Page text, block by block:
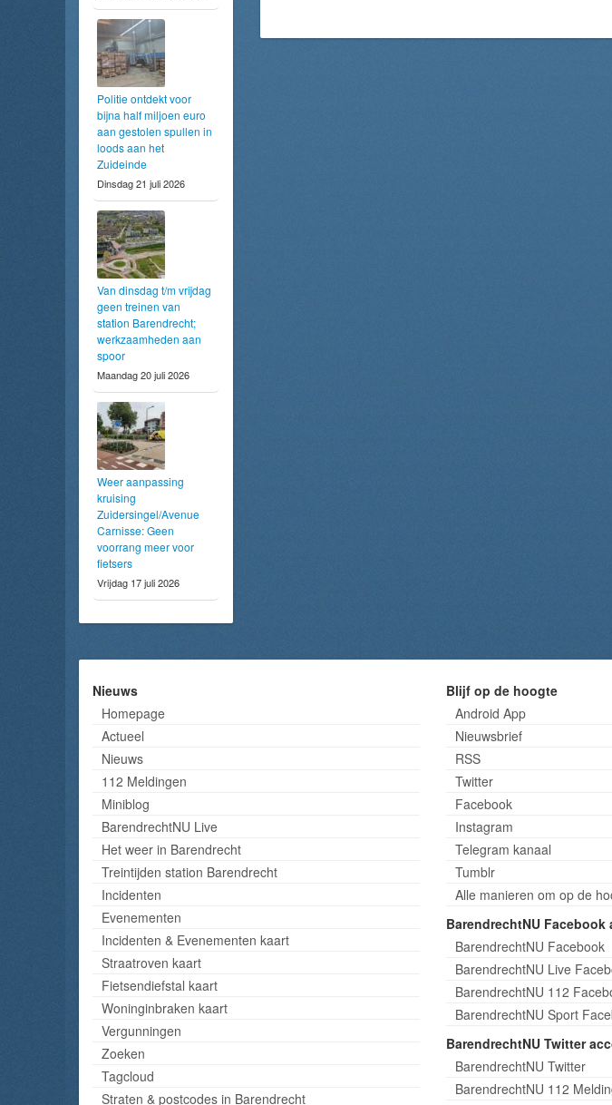
Politie ontdekt voor
bijna half miljoen euro
aan gestolen spullen in
loods aan het
Zuideinde
Dinsdag 21 juli 2026
Van dinsdag t/m vrijdag
geen treinen van
station Barendrecht;
werkzaamheden aan
spoor
Maandag 20 juli 2026
Weer aanpassing
kruising
Zuidersingel/Avenue
Carnisse: Geen
voorrang meer voor
fietsers
Vrijdag 17 juli 2026
Nieuws
Homepage
Actueel
Nieuws
112 Meldingen
Miniblog
BarendrechtNU Live
Het weer in Barendrecht
Treintijden station Barendrecht
Incidenten
Evenementen
Incidenten & Evenementen kaart
Straatroven kaart
Fietsendiefstal kaart
Woninginbraken kaart
Vergunningen
Zoeken
Tagcloud
Straten & postcodes in Barendrecht
Blijf op de hoogte
Android App
Nieuwsbrief
RSS
Twitter
Facebook
Instagram
Telegram kanaal
Tumblr
Alle manieren om op de
BarendrechtNU Facebook
BarendrechtNU Facebook
BarendrechtNU Live
BarendrechtNU 112
BarendrechtNU Sport
BarendrechtNU Twitter
BarendrechtNU Twitter
BarendrechtNU 112